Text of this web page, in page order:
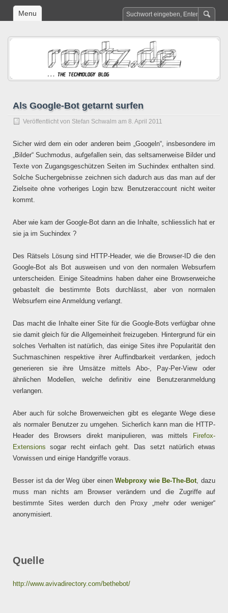
Menu
Als Google-Bot getarnt surfen
Veröffentlicht von Stefan Schwalm am 8. April 2011
Sicher wird dem ein oder anderen beim „Googeln“, insbesondere im
„Bilder“ Suchmodus, aufgefallen sein, das seltsamerweise Bilder und
Texte von Zugangsgeschützen Seiten im Suchindex enthalten sind.
Solche Suchergebnisse zeichnen sich dadurch aus das man auf der
Zielseite ohne vorheriges Login bzw. Benutzeraccount nicht weiter
kommt.
Aber wie kam der Google-Bot dann an die Inhalte, schliesslich hat er
sie ja im Suchindex ?
Des Rätsels Lösung sind HTTP-Header, wie die Browser-ID die den
Google-Bot als Bot ausweisen und von den normalen Websurfern
unterscheiden. Einige Siteadmins haben daher eine Browserweiche
gebastelt die bestimmte Bots durchlässt, aber von normalen
Websurfern eine Anmeldung verlangt.
Das macht die Inhalte einer Site für die Google-Bots verfügbar ohne
sie damit gleich für die Allgemeinheit freizugeben. Hintergrund für ein
solches Verhalten ist natürlich, das einige Sites ihre Popularität den
Suchmaschinen respektive ihrer Auffindbarkeit verdanken, jedoch
generieren sie ihre Umsätze mittels Abo-, Pay-Per-View oder
ähnlichen Modellen, welche definitiv eine Benutzeranmeldung
verlangen.
Aber auch für solche Browerweichen gibt es elegante Wege diese
als normaler Benutzer zu umgehen. Sicherlich kann man die HTTP-
Header des Browsers direkt manipulieren, was mittels Firefox-
Extensions sogar recht einfach geht. Das setzt natürlich etwas
Vorwissen und einige Handgriffe voraus.
Besser ist da der Weg über einenWebproxy wie Be-The-Bot , dazu
muss man nichts am Browser verändern und die Zugriffe auf
bestimmte Sites werden durch den Proxy „mehr oder weniger“
anonymisiert.
Quelle
http://www.avivadirectory.com/bethebot/